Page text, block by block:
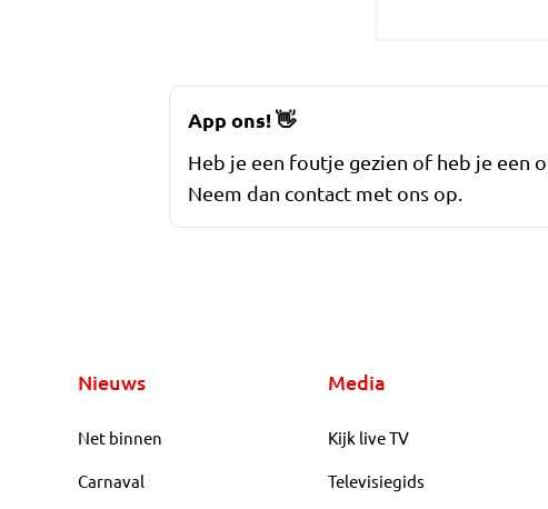
App ons!👋
Heb je een foutje gezien of heb je een
Neem dan contact met ons op.
Nieuws
Net binnen
Carnaval
Media
Kijk live TV
Televisiegids